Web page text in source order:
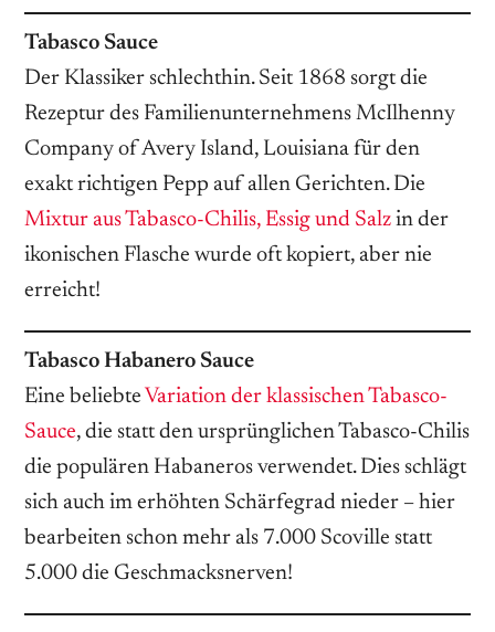
Tabasco Sauce
Der Klassiker schlechthin. Seit 1868 sorgt die
Rezeptur des Familienunternehmens McIlhenny
Company of Avery Island, Louisiana für den
exakt richtigen Pepp auf allen Gerichten. Die
Mixtur aus Tabasco-Chilis, Essig und Salz in der
ikonischen Flasche wurde oft kopiert, aber nie
erreicht!
Tabasco Habanero Sauce
Eine beliebte Variation der klassischen Tabasco-
Sauce, die statt den ursprünglichen Tabasco-Chilis
die populären Habaneros verwendet. Dies schlägt
sich auch im erhöhten Schärfegrad nieder – hier
bearbeiten schon mehr als 7.000 Scoville statt
5.000 die Geschmacksnerven!